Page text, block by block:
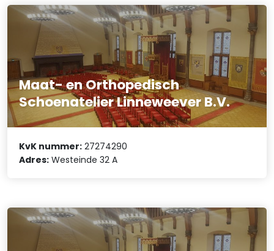
Maat- en Orthopedisch
Schoenatelier Linneweever B.V.
KvK nummer: 27274290
Adres: Westeinde 32 A